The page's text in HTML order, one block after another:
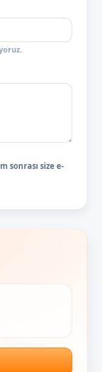
sonrası size e-